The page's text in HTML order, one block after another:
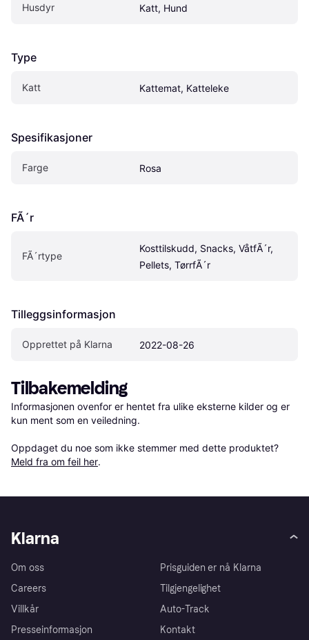
Husdyr Katt, Hund
Type
Katt Kattemat, Katteleke
Spesifikasjoner
Farge Rosa
FÃ´r
FÃ´rtype
Kosttilskudd, Snacks, VåtfÃ´r,
Pellets, TørrfÃ´r
Tilleggsinformasjon
Opprettet på Klarna 2022-08-26
Tilbakemelding
Informasjonen ovenfor er hentet fra ulike eksterne kilder og er
kun ment som en veiledning.
Oppdaget du noe som ikke stemmer med dette produktet?
Meld fra om feil her.
Klarna
Om oss
Careers
Villkår
Presseinformasjon
Prisguiden er nå Klarna
Tilgjengelighet
Auto-Track
Kontakt